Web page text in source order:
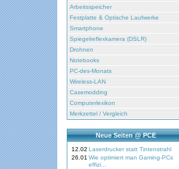
Arbeitsspeicher
Festplatte & Optische Laufwerke
Smartphone
Spiegelreflexkamera (DSLR)
Drohnen
Notebooks
PC-des-Monats
Wireless-LAN
Casemodding
Computerlexikon
Merkzettel / Vergleich
Neue Seiten @ PCE
12.02 Laserdrucker statt Tintenstrahl
26.01 Wie optimiert man Gaming-PCs
effizi...